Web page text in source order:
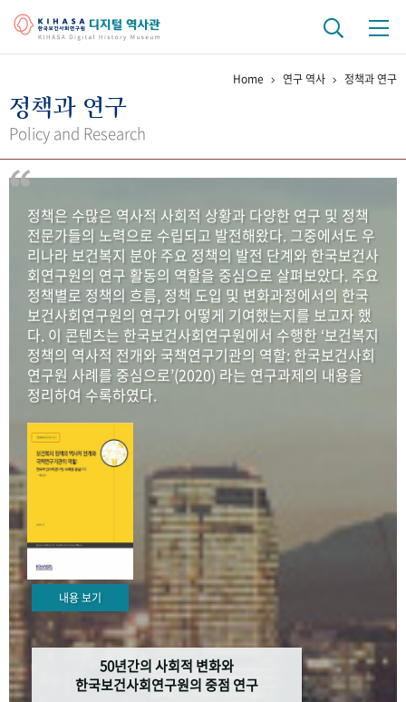
걸어온 길 기관 변천사
연구 역사
정책과 연구 키워드로 보는 연구 역사
연구자들
간행물 변천사
기록물 아카이브
사진 아카이브 문서 기록물 행정박물 영상 기록물
50+1주년 기념
성과 50선 숫자로 보는 50년
세계와 함께 한 KIHASA
VR 역사관
Home 연구 역사 정책과 연구
정책과 연구
Policy and Research
정책은 수많은 역사적 사회적 상황과 다양한 연구 및 정책
전문가들의 노력으로 수립되고 발전해왔다. 그중에서도 우
리나라 보건복지 분야 주요 정책의 발전 단계와 한국보건사
회연구원의 연구 활동의 역할을 중심으로 살펴보았다. 주요
정책별로 정책의 흐름, 정책 도입 및 변화과정에서의 한국
보건사회연구원의 연구가 어떻게 기여했는지를 보고자 했
다. 이 콘텐츠는 한국보건사회연구원에서 수행한 ‘보건복지
정책의 역사적 전개와 국책연구기관의 역할: 한국보건사회
연구원 사례를 중심으로’(2020) 라는 연구과제의 내용을
정리하여 수록하였다.
내용 보기
50년간의 사회적 변화와
한국보건사회연구원의 중점 연구